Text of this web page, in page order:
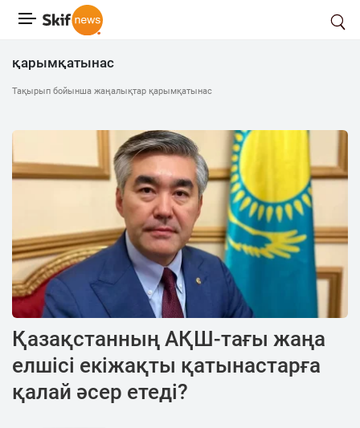
қарымқатынас
Тақырып бойынша жаңалықтар қарымқатынас
Қазақстанның АҚШ-тағы жаңа
елшісі екіжақты қатынастарға
қалай әсер етеді?